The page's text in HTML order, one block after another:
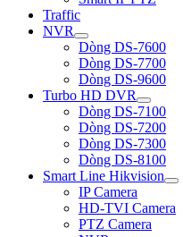
Traffic
NVR
Dòng DS-7600
Dòng DS-7700
Dòng DS-9600
Turbo HD DVR
Dòng DS-7100
Dòng DS-7200
Dòng DS-7300
Dòng DS-8100
Smart Line Hikvision
IP Camera
HD-TVI Camera
PTZ Camera